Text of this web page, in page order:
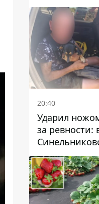
20:40
Ударил
за ревности:
задержали
мужчину за